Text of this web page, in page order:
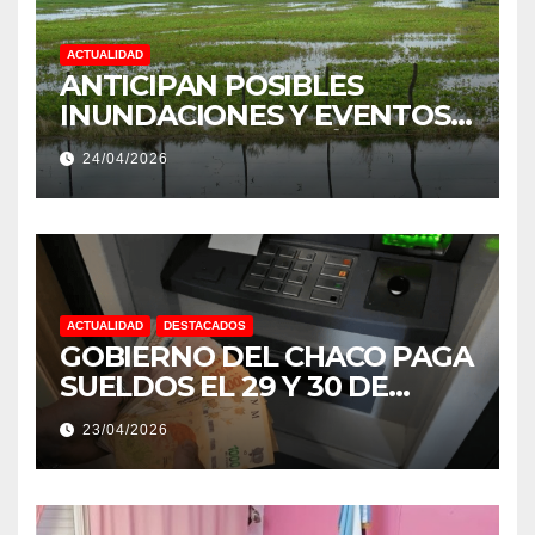
ACTUALIDAD
ANTICIPAN POSIBLES
INUNDACIONES Y EVENTOS
EXTREMOS: “PODRÍA SER UN
NIÑO MUY IMPORTANTE”
24/04/2026
ACTUALIDAD DESTACADOS
GOBIERNO DEL CHACO PAGA
SUELDOS EL 29 Y 30 DE
ABRIL, CON EL 2% DE
AUMENTO
23/04/2026